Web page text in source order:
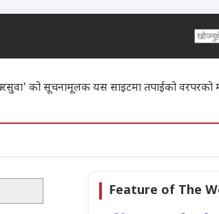
सूचनामूलक यस साइटमा तपाईको वरपरको
Feature of The